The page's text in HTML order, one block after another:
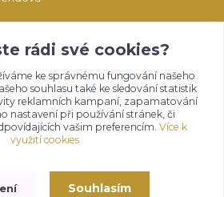
rádi své cookies?
ke správnému fungování našeho
souhlasu také ke sledování statistik
reklamních kampaní, zapamatování
nastavení při používání stránek, či
vašim preferencím. Více k
využití cookies
Souhlasím